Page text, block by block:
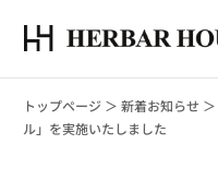
トップページ ＞ 新着お知らせ ＞
ル」を実施いたしました